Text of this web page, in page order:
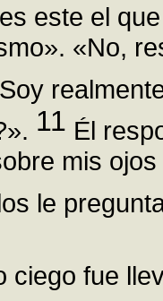
este el
«No,
11 Él
mis ojos
le
ciego fue